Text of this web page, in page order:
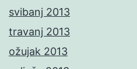
svibanj 2013
travanj 2013
ožujak 2013